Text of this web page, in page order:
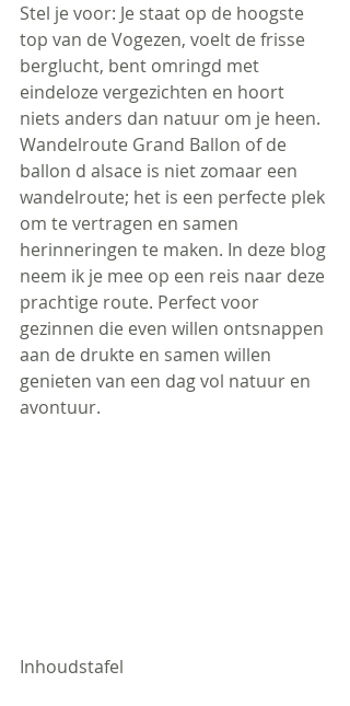
Stel je voor: Je staat op de hoogste
top van de Vogezen, voelt de frisse
berglucht, bent omringd met
eindeloze vergezichten en hoort
niets anders dan natuur om je heen.
Wandelroute Grand Ballon of de
ballon d alsace is niet zomaar een
wandelroute; het is een perfecte plek
om te vertragen en samen
herinneringen te maken. In deze blog
neem ik je mee op een reis naar deze
prachtige route. Perfect voor
gezinnen die even willen ontsnappen
aan de drukte en samen willen
genieten van een dag vol natuur en
avontuur.
Inhoudstafel